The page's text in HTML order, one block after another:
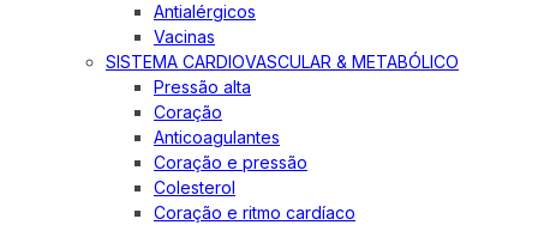
Antialérgicos
Vacinas
SISTEMA CARDIOVASCULAR & METABÓLICO
Pressão alta
Coração
Anticoagulantes
Coração e pressão
Colesterol
Coração e ritmo cardíaco